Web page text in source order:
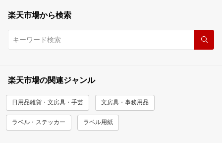
楽天市場から検索
楽天市場の関連ジャンル
日用品雑貨・文房具・手芸 文房具・事務用品
ラベル・ステッカー ラベル用紙